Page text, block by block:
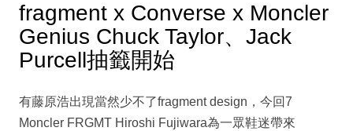
fragment x Converse x Moncler
Genius Chuck Taylor、Jack
Purcell抽籤開始
有藤原浩出現當然少不了fragment design，今回7
Moncler FRGMT Hiroshi Fujiwara為一眾鞋迷帶來